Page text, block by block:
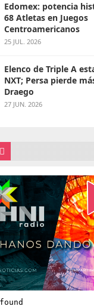
Edomex: potencia
68 Atletas en Juegos
Centroamericanos
25 JUL. 2026
Elenco de Triple A
NXT; Persa pierde máscara ante
Draego
27 JUN. 2026